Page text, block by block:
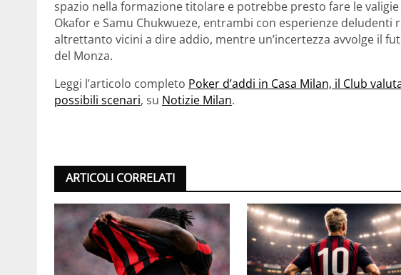
spazio nella formazione titolare e potrebbe presto fare le
Okafor e Samu Chukwueze, entrambi con esperienze deludenti
altrettanto vicini a dire addio, mentre un’incertezza avvolge il
del Monza.
Leggi l’articolo completo Poker d’addi in Casa Milan, il Club
possibili scenari, su Notizie Milan.
ARTICOLI CORRELATI